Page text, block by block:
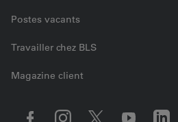
Postes vacants
Travailler chez BLS
Magazine client